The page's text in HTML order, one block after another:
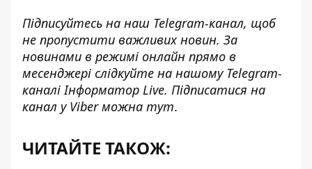
Підписуйтесь на наш Telegram-канал, щоб
не пропустити важливих новин. За
новинами в режимі онлайн прямо в
месенджері слідкуйте на нашому Telegram-
каналі Інформатор Live. Підписатися на
канал у Viber можна тут.
ЧИТАЙТЕ ТАКОЖ: